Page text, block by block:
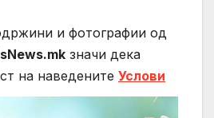
и фотографии од
значи дека
на нaведените Услови